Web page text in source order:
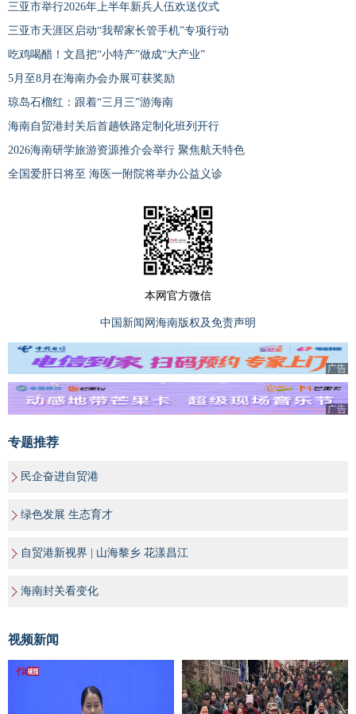
三亚市举行2026年上半年新兵人伍欢送仪式
三亚市天涯区启动“我帮家长管手机”专项行动
吃鸡喝醋！文昌把“小特产”做成“大产业”
5月至8月在海南办会办展可获奖励
琼岛石榴红：跟着“三月三”游海南
海南自贸港封关后首趟铁路定制化班列开行
2026海南研学旅游资源推介会举行 聚焦航天特色
全国爱肝日将至 海医一附院将举办公益义诊
本网官方微信
中国新闻网海南版权及免责声明
广告
广告
专题推荐
民企奋进自贸港
绿色发展 生态育才
自贸港新视界 | 山海黎乡 花漾昌江
海南封关看变化
视频新闻